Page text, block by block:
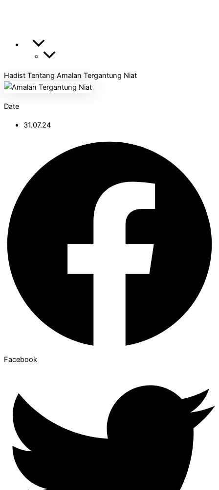
Hadist Tentang Amalan Tergantung Niat
Date
31.07.24
Facebook